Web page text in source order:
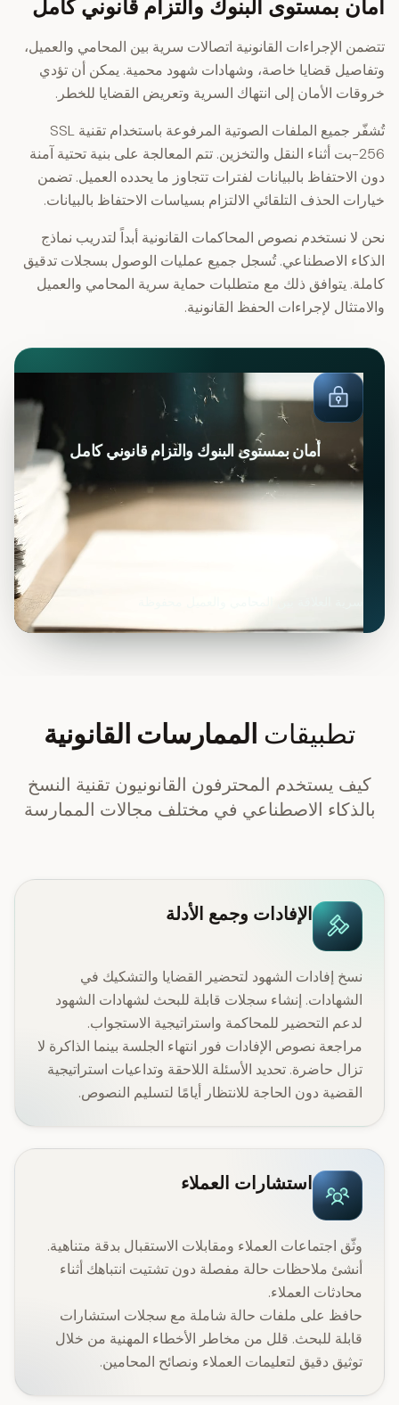
أمان بمستوى البنوك والتزام قانوني كامل
تتضمن الإجراءات القانونية اتصالات سرية بين المحامي والعميل،
وتفاصيل قضايا خاصة، وشهادات شهود محمية. يمكن أن تؤدي
خروقات الأمان إلى انتهاك السرية وتعريض القضايا للخطر.
تُشفّر جميع الملفات الصوتية المرفوعة باستخدام تقنية SSL
256-بت أثناء النقل والتخزين. تتم المعالجة على بنية تحتية آمنة
دون الاحتفاظ بالبيانات لفترات تتجاوز ما يحدده العميل. تضمن
خيارات الحذف التلقائي الالتزام بسياسات الاحتفاظ بالبيانات.
نحن لا نستخدم نصوص المحاكمات القانونية أبداً لتدريب نماذج
الذكاء الاصطناعي. تُسجل جميع عمليات الوصول بسجلات تدقيق
كاملة. يتوافق ذلك مع متطلبات حماية سرية المحامي والعميل
والامتثال لإجراءات الحفظ القانونية.
أمان بمستوى البنوك والتزام قانوني كامل
تطبيقات الممارسات القانونية
كيف يستخدم المحترفون القانونيون تقنية النسخ
بالذكاء الاصطناعي في مختلف مجالات الممارسة
الإفادات وجمع الأدلة
نسخ إفادات الشهود لتحضير القضايا والتشكيك في
الشهادات. إنشاء سجلات قابلة للبحث لشهادات الشهود
لدعم التحضير للمحاكمة واستراتيجية الاستجواب.
مراجعة نصوص الإفادات فور انتهاء الجلسة بينما الذاكرة لا
تزال حاضرة. تحديد الأسئلة اللاحقة وتداعيات استراتيجية
القضية دون الحاجة للانتظار أيامًا لتسليم النصوص.
استشارات العملاء
وثّق اجتماعات العملاء ومقابلات الاستقبال بدقة متناهية.
أنشئ ملاحظات حالة مفصلة دون تشتيت انتباهك أثناء
محادثات العملاء.
حافظ على ملفات حالة شاملة مع سجلات استشارات
قابلة للبحث. قلل من مخاطر الأخطاء المهنية من خلال
توثيق دقيق لتعليمات العملاء ونصائح المحامين.